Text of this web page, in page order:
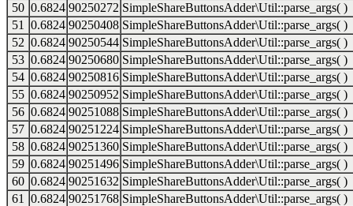
50 0.6824 90250272 SimpleShareButtonsAdder\Util::parse_args( )
51
0.6824 90250408 SimpleShareButtonsAdder\Util::parse_args( )
52 0.6824 90250544 SimpleShareButtonsAdder\Util::parse_args( )
53 0.6824 90250680 SimpleShareButtonsAdder\Util::parse_args( )
54 0.6824 90250816 SimpleShareButtonsAdder\Util::parse_args( )
55 0.6824 90250952 SimpleShareButtonsAdder\Util::parse_args( )
56 0.6824 90251088 SimpleShareButtonsAdder\Util::parse_args( )
57 0.6824 90251224 SimpleShareButtonsAdder\Util::parse_args( )
58 0.6824 90251360 SimpleShareButtonsAdder\Util::parse_args( )
59 0.6824 90251496 SimpleShareButtonsAdder\Util::parse_args( )
60 0.6824 90251632 SimpleShareButtonsAdder\Util::parse_args( )
61
0.6824 90251768 SimpleShareButtonsAdder\Util::parse_args( )